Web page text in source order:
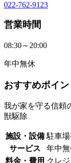
022-762-9123
営業時間
08:30～20:00
年中無休
おすすめポイン
我が家を守る信頼
獣駆除
施設・設備 駐車場
サービス
年中
料金・費用 クレ